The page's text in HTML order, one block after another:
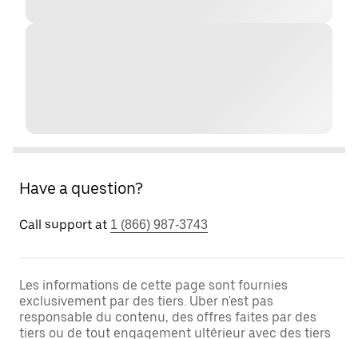
Have a question?
Call support at 1 (866) 987-3743
Les informations de cette page sont fournies
exclusivement par des tiers. Uber n'est pas
responsable du contenu, des offres faites par des
tiers ou de tout engagement ultérieur avec des tiers